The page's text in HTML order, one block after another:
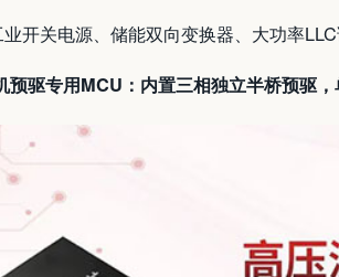
开关电源、储能双向变换器、大功率LLC
预驱专用MCU：内置三相独立半桥预驱